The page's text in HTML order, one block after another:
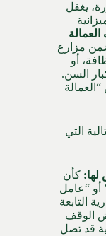
يغفل
مزارع
أو
السن.
التي
لها: كأن
أو “عامل
التابعة
الوقف
قد تصل